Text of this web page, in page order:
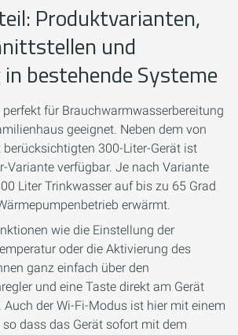
Produktvarianten,
und
bestehende Systeme
perfekt für Brauchwarmwasserbereitung
geeignet. Neben dem von
300-Liter-Gerät ist
Variante verfügbar. Je nach Variante
Liter Trinkwasser auf bis zu 65 Grad
erwärmt.
wie die Einstellung der
oder die Aktivierung des
ganz einfach über den
und eine Taste direkt am Gerät
Auch der Wi-Fi-Modus ist hier mit einem
dass das Gerät sofort mit dem